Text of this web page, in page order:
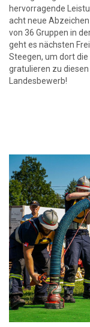
hervorragende
acht neue
von 36 Gruppen in
geht es nächsten
Steegen, um dort
gratulieren zu
Landesbewerb!